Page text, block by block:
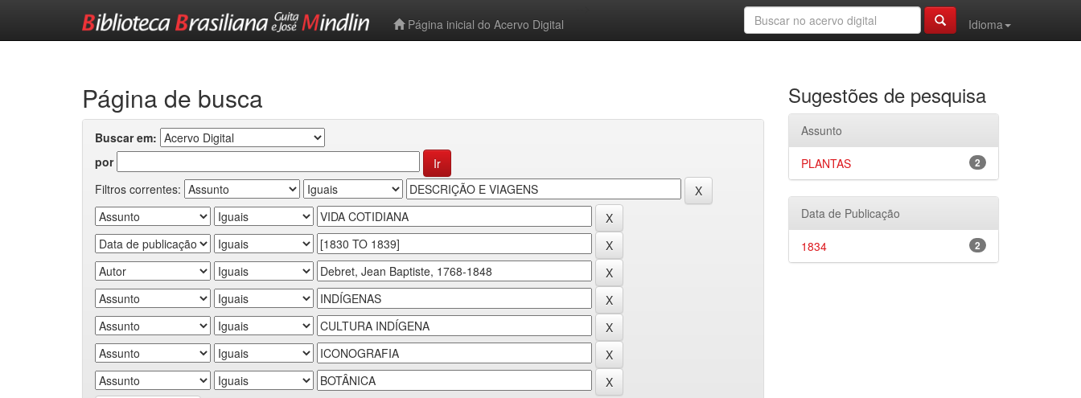
Página inicial do Acervo Digital
Idioma
Página de busca
Buscar em:
por
Filtros correntes:
Sugestões de pesquisa
Assunto
2
PLANTAS
Data de Publicação
2
1834